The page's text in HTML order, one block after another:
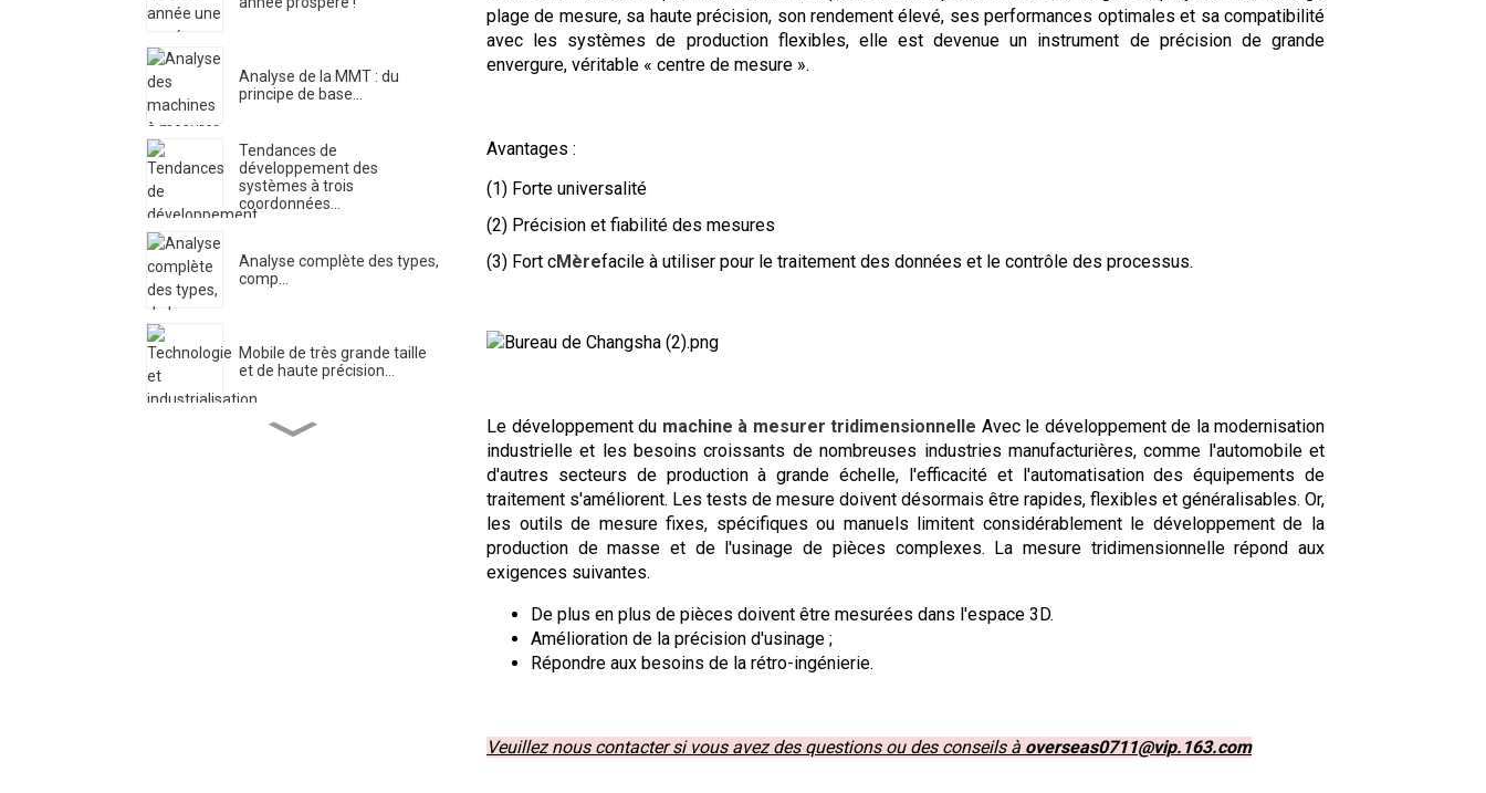
Analyse de la MMT : du
principe de base…
Tendances de
développement des
systèmes à trois
coordonnées...
Analyse complète des types,
comp...
Mobile de très grande taille
et de haute précision...
plage de mesure, sa haute précision, son rendement élevé, ses performances optimales et sa compatibilité
avec les systèmes de production flexibles, elle est devenue un instrument de précision de grande
envergure, véritable « centre de mesure ».
Avantages :
(1) Forte universalité
(2) Précision et fiabilité des mesures
(3) Fort cMèrefacile à utiliser pour le traitement des données et le contrôle des processus.
Le développement du machine à mesurer tridimensionnelle Avec le développement de la modernisation
industrielle et les besoins croissants de nombreuses industries manufacturières, comme l'automobile et
d'autres secteurs de production à grande échelle, l'efficacité et l'automatisation des équipements de
traitement s'améliorent. Les tests de mesure doivent désormais être rapides, flexibles et généralisables. Or,
les outils de mesure fixes, spécifiques ou manuels limitent considérablement le développement de la
production de masse et de l'usinage de pièces complexes. La mesure tridimensionnelle répond aux
exigences suivantes.
De plus en plus de pièces doivent être mesurées dans l'espace 3D.
Amélioration de la précision d'usinage ;
Répondre aux besoins de la rétro-ingénierie.
Veuillez nous contacter si vous avez des questions ou des conseils à overseas0711@vip.163.com